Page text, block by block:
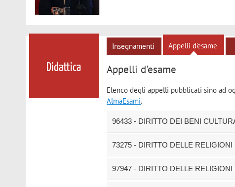
Didattica
Insegnamenti Appelli d'esame
Appelli d'esame
Elenco degli appelli pubblicati sino ad
AlmaEsami.
96433 - DIRITTO DEI BENI
73275 - DIRITTO DELLE RELIGIONI
97947 - DIRITTO DELLE